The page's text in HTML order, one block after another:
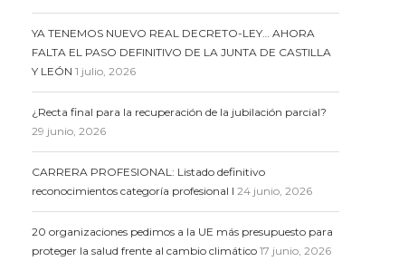
YA TENEMOS NUEVO REAL DECRETO-LEY… AHORA
FALTA EL PASO DEFINITIVO DE LA JUNTA DE CASTILLA
Y LEÓN 1 julio, 2026
¿Recta final para la recuperación de la jubilación parcial?
29 junio, 2026
CARRERA PROFESIONAL: Listado definitivo
reconocimientos categoría profesional I 24 junio, 2026
20 organizaciones pedimos a la UE más presupuesto para
proteger la salud frente al cambio climático 17 junio, 2026